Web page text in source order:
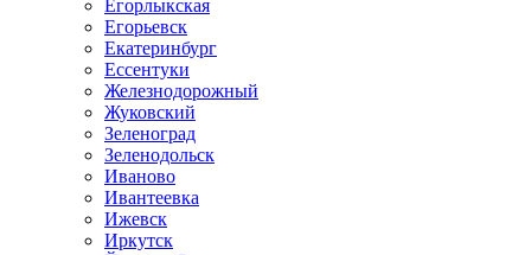
Егорлыкская
Егорьевск
Екатеринбург
Ессентуки
Железнодорожный
Жуковский
Зеленоград
Зеленодольск
Иваново
Ивантеевка
Ижевск
Иркутск